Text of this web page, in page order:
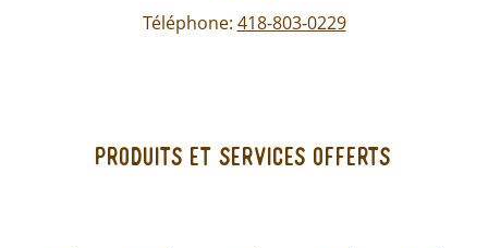
Téléphone: 418-803-0229
Produits et services offerts